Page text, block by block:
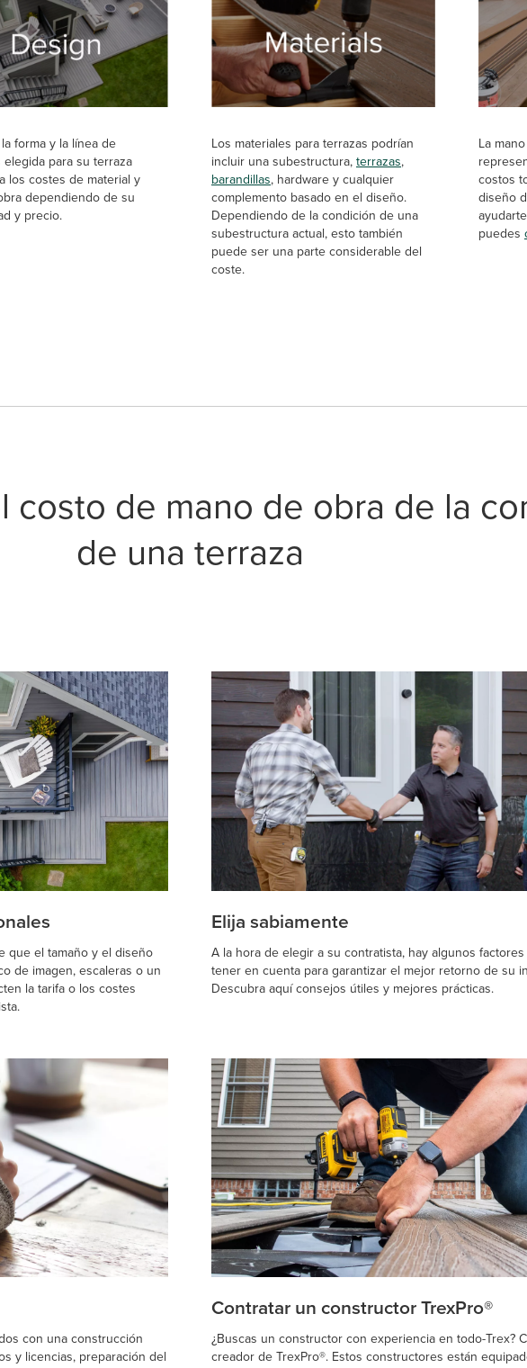
forma y la línea de
para su terraza
los costes de material y
dependiendo de su
y precio.
Los materiales para terrazas podrían
incluir una subestructura, terrazas,
barandillas, hardware y cualquier
complemento basado en el diseño.
Dependiendo de la condición de una
subestructura actual, esto también
puede ser una parte considerable del
coste.
La
costos
diseño
puedes
costo de mano de obra de la
de una terraza
que el tamaño y el diseño
de imagen, escaleras o un
la tarifa o los costes
Elija sabiamente
A la hora de elegir a su contratista, hay algunos
tener en cuenta para garantizar el mejor retorno de su
Descubra aquí consejos útiles y mejores prácticas.
con una construcción
y licencias, preparación del
Contratar un constructor TrexPro®
¿Buscas un constructor con experiencia en todo-Trex?
creador de TrexPro®. Estos constructores están